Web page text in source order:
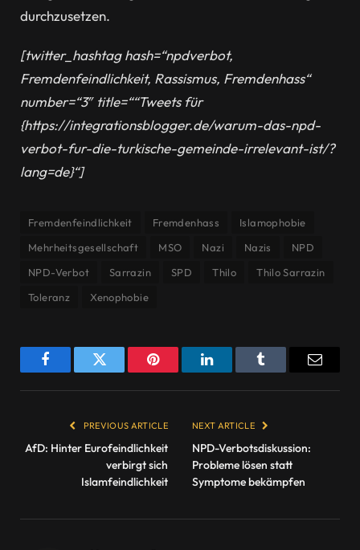
durchzusetzen.
[twitter_hashtag hash=“npdverbot,
Fremdenfeindlichkeit, Rassismus, Fremdenhass“
number=“3″ title=““Tweets für
{https://integrationsblogger.de/warum-das-npd-
verbot-fur-die-turkische-gemeinde-irrelevant-ist/?
lang=de}“]
Fremdenfeindlichkeit Fremdenhass
Islamophobie
Mehrheitsgesellschaft
MSO Nazi Nazis
NPD
NPD-Verbot
Sarrazin SPD Thilo
Thilo Sarrazin
Toleranz
Xenophobie
FacebookTwitter Pinterest LinkedInTumblr
PREVIOUS ARTICLE
AfD: Hinter Eurofeindlichkeit
verbirgt sich
Islamfeindlichkeit
NEXT ARTICLE
NPD-Verbotsdiskussion:
Probleme lösen statt
Symptome bekämpfen